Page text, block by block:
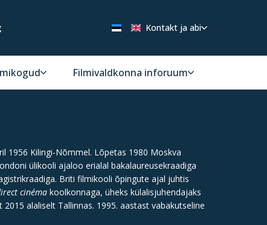
Kontakt ja abi
Filmivaldkonna inforuum
1956 Kilingi-Nõmmel. Lõpetas 1980 Moskva
ülikooli ajaloo erialal bakalaureusekraadiga
Briti filmikooli õpingute ajal juhtis
cinéma koolkonnaga, üheks külalisjuhendajaks
alaliselt Tallinnas. 1995. aastast vabakutseline